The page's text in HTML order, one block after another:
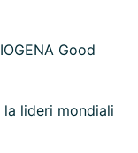
Good
lideri mondiali